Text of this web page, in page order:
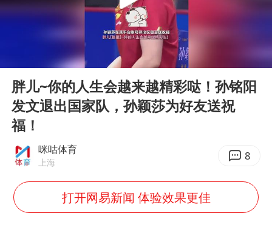
“梅姨案”被拐儿童钟彬发声
浙江舟山21条水上客运航线停航
空调发明出来竟然不是为了给人降温
今年4位周星驰电影配角去世
Play
胖儿~你的人生会越来越精彩哒！孙铭阳
发文退出国家队，孙颖莎为好友送祝
福！
咪咕体育
上海 8
打开网易新闻 体验效果更佳